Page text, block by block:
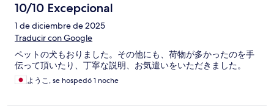
10/10 Excepcional
1 de diciembre de 2025
Traducir con Google
ペットの犬もおりました。その他にも、荷物が多かったのを手
伝って頂いたり、丁寧な説明、お気遣いをいただきました。
ようこ, se hospedó 1 noche